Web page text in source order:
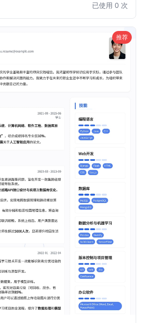
在众多求职者中脱颖而出，获得理想的组
已使用 0 次
推荐